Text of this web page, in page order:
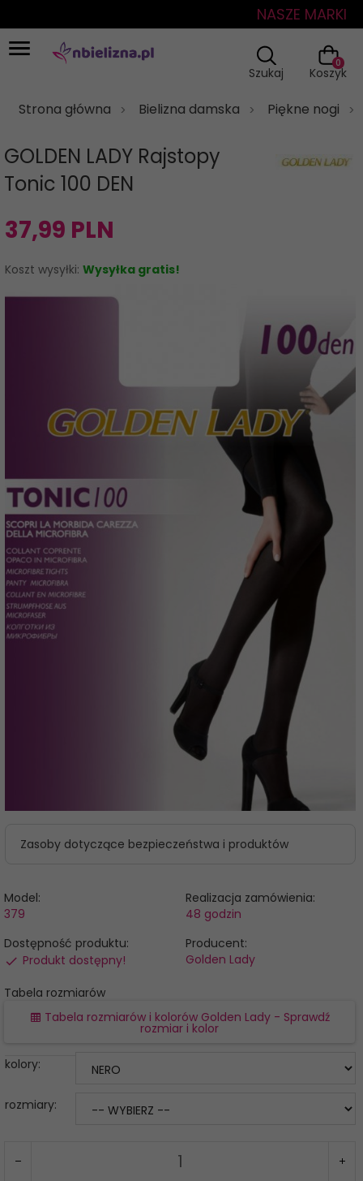
NASZE MARKI
Szukaj Koszyk
0
Strona główna Bielizna damska Piękne nogi
GOLDEN LADY Rajstopy
Tonic 100 DEN
37,99 PLN
Koszt wysyłki: Wysyłka gratis!
Zasoby dotyczące bezpieczeństwa i produktów
Model:
379
Realizacja zamówienia:
48 godzin
Dostępność produktu:
Produkt dostępny!
Producent:
Golden Lady
Tabela rozmiarów
Tabela rozmiarów i kolorów Golden Lady - Sprawdź
rozmiar i kolor
kolory:
rozmiary: